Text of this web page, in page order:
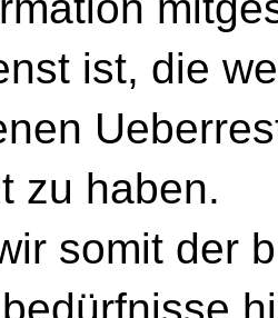
ist, die
zu haben.
somit der